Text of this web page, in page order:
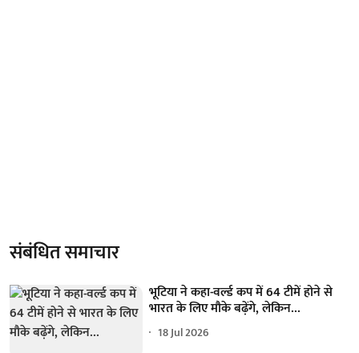
संबंधित समाचार
भूटिया ने कहा-वर्ल्ड कप में 64 टीमें होने से
भारत के लिए मौके बढ़ेंगे, लेकिन...
18 Jul 2026